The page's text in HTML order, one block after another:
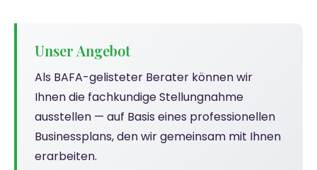
Unser Angebot
Als BAFA-gelisteter Berater können wir
Ihnen die fachkundige Stellungnahme
ausstellen — auf Basis eines professionellen
Businessplans, den wir gemeinsam mit Ihnen
erarbeiten.